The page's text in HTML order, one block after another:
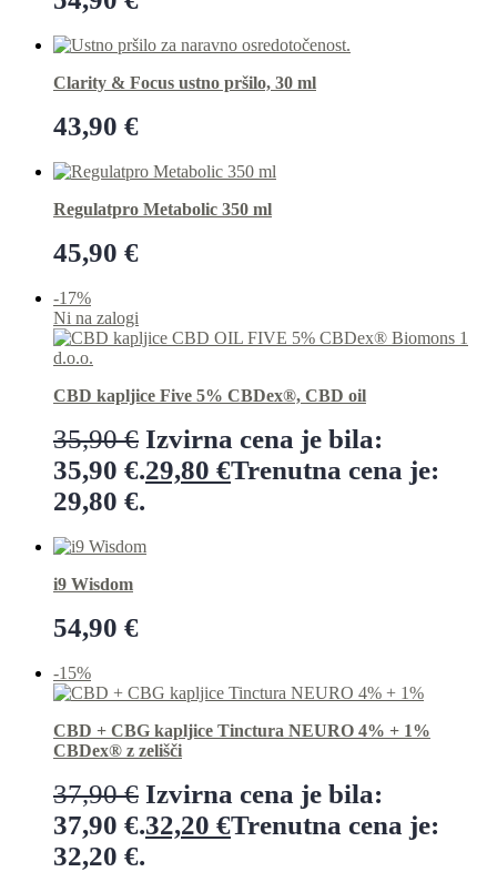
Clarity & Focus ustno pršilo, 30 ml
43,90 €
Regulatpro Metabolic 350 ml
45,90 €
-17%
Ni na zalogi
CBD kapljice Five 5% CBDex®, CBD oil
35,90€ Izvirna cena je bila:
35,90 €.29,80 €Trenutna cena je:
29,80 €.
i9 Wisdom
54,90 €
-15%
CBD + CBG kapljice Tinctura NEURO 4% + 1%
CBDex® z zelišči
37,90€ Izvirna cena je bila:
37,90 €.32,20 €Trenutna cena je:
32,20 €.